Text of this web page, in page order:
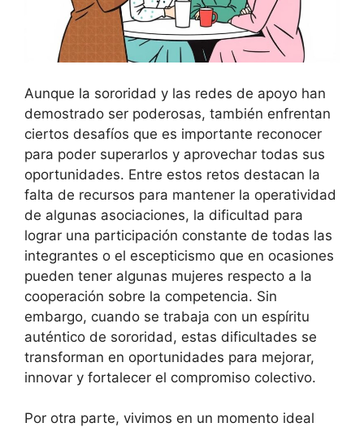
Aunque la sororidad y las redes de apoyo han
demostrado ser poderosas, también enfrentan
ciertos desafíos que es importante reconocer
para poder superarlos y aprovechar todas sus
oportunidades. Entre estos retos destacan la
falta de recursos para mantener la operatividad
de algunas asociaciones, la dificultad para
lograr una participación constante de todas las
integrantes o el escepticismo que en ocasiones
pueden tener algunas mujeres respecto a la
cooperación sobre la competencia. Sin
embargo, cuando se trabaja con un espíritu
auténtico de sororidad, estas dificultades se
transforman en oportunidades para mejorar,
innovar y fortalecer el compromiso colectivo.
Por otra parte, vivimos en un momento ideal